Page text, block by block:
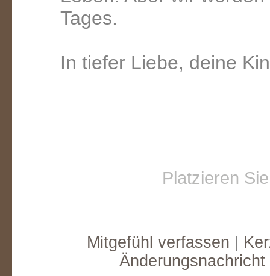
Tages.
In tiefer Liebe, deine
Platzieren
Mitgefühl verfassen